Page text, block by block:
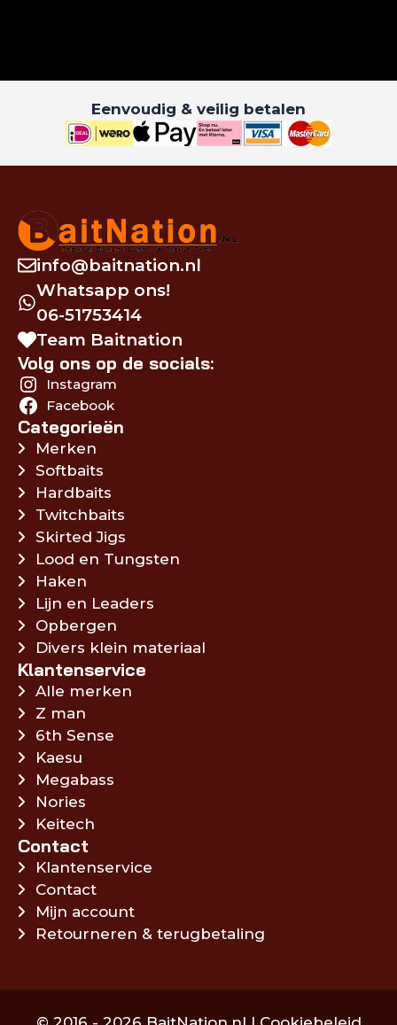
Eenvoudig & veilig betalen
info@baitnation.nl
Whatsapp ons!
06-51753414
Team Baitnation
Volg ons op de socials:
Instagram
Facebook
Categorieën
Merken
Softbaits
Hardbaits
Twitchbaits
Skirted Jigs
Lood en Tungsten
Haken
Lijn en Leaders
Opbergen
Divers klein materiaal
Klantenservice
Alle merken
Z man
6th Sense
Kaesu
Megabass
Nories
Keitech
Contact
Klantenservice
Contact
Mijn account
Retourneren & terugbetaling